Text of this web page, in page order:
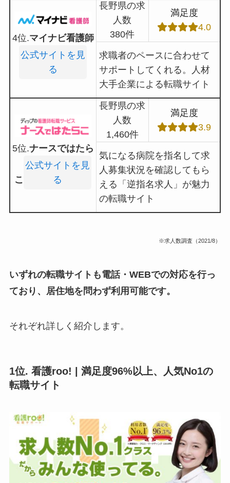
4位.マイナビ看護師
公式サイトを見
る
長野県の求
人数
380件
満足度
4.0
求職者のペースに合わせて
サポートしてくれる。人材
大手企業による転職サイト
5位.ナースではたら
こ
公式サイトを見
る
長野県の求
人数
1,460件
満足度
3.9
気になる病院を指名して求
人募集状況を確認してもら
える「逆指名求人」が魅力
の転職サイト
※求人数調査（2021/8）
いずれの転職サイトも電話・WEBでの対応を行っ
ており、居住地を問わず利用可能です。
それぞれ詳しく紹介します。
1位. 看護roo! | 満足度96%以上、人気No1の
転職サイト